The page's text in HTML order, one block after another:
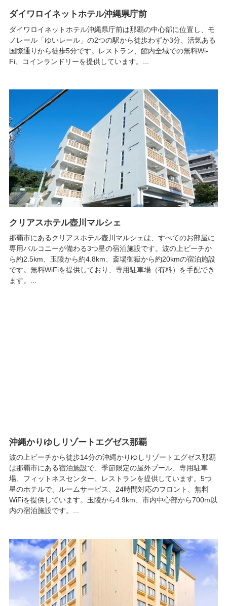
ダイワロイネットホテル沖縄県庁前
ダイワロイネットホテル沖縄県庁前は那覇の中心部に位置し、モ
ノレール「ゆいレール」の2つの駅から徒歩わずか3分、活気ある
国際通りから徒歩5分です。レストラン、館内全域での無料Wi-
Fi、コインランドリーを提供しています。...
クリアスホテル壺川マルシェ
那覇市にあるクリアスホテル壺川マルシェは、すべてのお部屋に
専用バルコニーが備わる3つ星の宿泊施設です。波の上ビーチか
ら約2.5km、玉陵から約4.8km、斎場御嶽から約20kmの宿泊施設
です。無料WiFiを提供しており、専用駐車場（有料）を手配でき
ます。...
沖縄かりゆしリゾートエグゼス那覇
波の上ビーチから徒歩14分の沖縄かりゆしリゾートエグゼス那覇
は那覇市にある宿泊施設で、季節限定の屋外プール、専用駐車
場、フィットネスセンター、レストランを提供しています。5つ
星のホテルで、ルームサービス、24時間対応のフロント、無料
WiFiを提供しています。玉陵から4.9km、市内中心部から700m以
内の宿泊施設です。...